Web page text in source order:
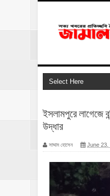
ইসলামপুরে লাগেজে
উদ্ধার
সাদ্দাম হোসেন June 23,